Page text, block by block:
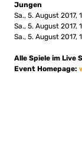
Jungen
Sa., 5. August 2017,
Sa., 5. August 2017,
Sa., 5. August 2017,
Alle Spiele im Live
Event Homepage: